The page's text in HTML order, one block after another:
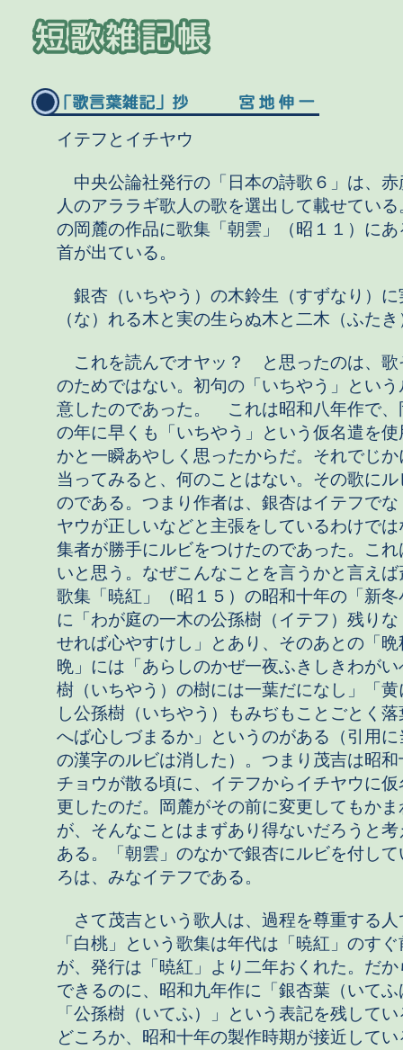
イテフとイチヤウ
中央公論社発行の「日本の詩歌６」は、赤
人のアララギ歌人の歌を選出して載せてい
の岡麓の作品に歌集「朝雲」（昭１１）に
首が出ている。
銀杏（いちやう）の木鈴生（すずなり）に
（な）れる木と実の生らぬ木と二木（ふた
これを読んでオヤッ？ と思ったのは、歌
のためではない。初句の「いちやう」とい
意したのであった。 これは昭和八年作で、
の年に早くも「いちやう」という仮名遣を
かと一瞬あやしく思ったからだ。それでじ
当ってみると、何のことはない。その歌に
のである。つまり作者は、銀杏はイテフで
ヤウが正しいなどと主張をしているわけで
集者が勝手にルビをつけたのであった。こ
いと思う。なぜこんなことを言うかと言え
歌集「暁紅」（昭１５）の昭和十年の「新
に「わが庭の一木の公孫樹（イテフ）残り
せれば心やすけし」とあり、そのあとの「
晩」には「あらしのかぜ一夜ふきしきわが
樹（いちやう）の樹には一葉だになし」「
し公孫樹（いちやう）もみぢもことごとく
へば心しづまるか」というのがある（引用
の漢字のルビは消した）。つまり茂吉は昭
チョウが散る頃に、イテフからイチヤウに
更したのだ。岡麓がその前に変更してもかま
が、そんなことはまずあり得ないだろうと
ある。「朝雲」のなかで銀杏にルビを付し
ろは、みなイテフである。
さて茂吉という歌人は、過程を尊重する人
「白桃」という歌集は年代は「暁紅」のす
が、発行は「暁紅」より二年おくれた。だ
できるのに、昭和九年作に「銀杏葉（いてふ
「公孫樹（いてふ）」という表記を残して
どころか、昭和十年の製作時期が接近して